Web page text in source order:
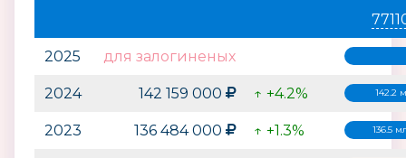
2025 для залогиненых
2024 142 159 000 ↑ +4.2% 142.2
2023 136 484 000 ↑ +1.3% 136.5